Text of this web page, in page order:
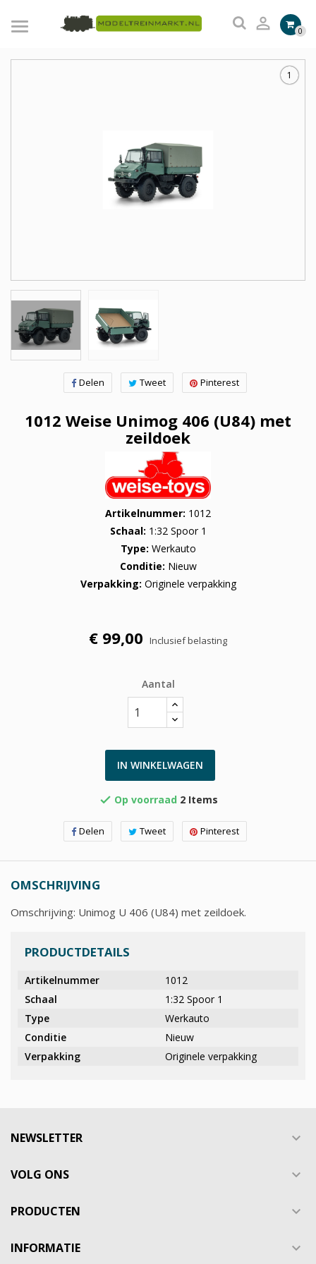
 0
1
Delen Tweet Pinterest
1012 Weise Unimog 406 (U84) met
zeildoek
Artikelnummer 1012
Schaal 1:32 Spoor 1
Type Werkauto
Conditie Nieuw
Verpakking Originele verpakking
€ 99,00 Inclusief belasting
Aantal
IN WINKELWAGEN
 Op voorraad 2 Items
Delen Tweet Pinterest
PRODUCTDETAILS
Artikelnummer
1012
Schaal
1:32 Spoor 1
Type
Werkauto
Conditie
Nieuw
Verpakking
Originele verpakking
OMSCHRIJVING
Omschrijving: Unimog U 406 (U84) met zeildoek.
NEWSLETTER 
VOLG ONS 
PRODUCTEN 
INFORMATIE 